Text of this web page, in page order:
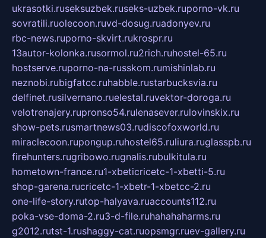
ukrasotki.ruseksuzbek.ruseks-uzbek.ruporno-vk.ru
sovratili.ruolecoon.ruvd-dosug.ruadonyev.ru
rbc-news.ruporno-skvirt.rukrospr.ru
13autor-kolonka.rusormol.ru2rich.ruhostel-65.ru
hostserve.ruporno-na-russkom.rumishinlab.ru
neznobi.rubigfatcc.ruhabble.rustarbucksvia.ru
delfinet.rusilvernano.ruelestal.ruvektor-doroga.ru
velotrenajery.rupronso54.rulenasever.rulovinskix.ru
show-pets.rusmartnews03.rudiscofoxworld.ru
miraclecoon.rupongup.ruhostel65.ruliura.ruglasspb.ru
firehunters.rugribowo.rugnalis.rubulkitula.ru
hometown-france.ru1-xbeticricetc-1-xbetti-5.ru
shop-garena.rucricetc-1-xbetr-1-xbetcc-2.ru
one-life-story.rutop-halyava.ruaccounts112.ru
poka-vse-doma-2.ru3-d-file.ruhahahaharms.ru
g2012.rutst-1.rushaggy-cat.ruopsmgr.ruev-gallery.ru